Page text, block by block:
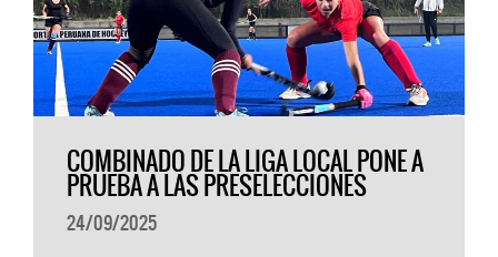
COMBINADO DE LA LIGA LOCAL PONE A
PRUEBA A LAS PRESELECCIONES
24/09/2025